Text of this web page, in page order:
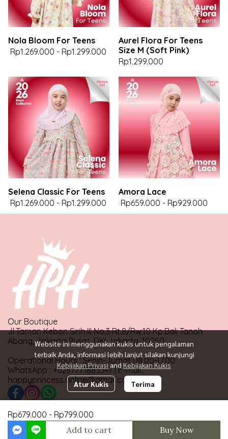
Nola Bloom For Teens
Rp1.269.000 - Rp1.299.000
Aurel Flora For Teens
Size M (Soft Pink)
Rp1.299.000
Selena Classic For Teens
Rp1.269.000 - Rp1.299.000
Amora Lace
Rp659.000 - Rp929.000
Rp679.000 - Rp799.000
Add to cart
Buy Now
Website ini menggunakan kukis untuk pengalaman
terbaik Anda, informasi lebih lanjut silakan kunjungi
Kebijakan PrivasiandKebijakan Kukis
Atur Kukis Terima
Our Boutique
Jl.Taman Kebon Sirih III No.3 Rt.8/Rw.10 Kp.Bali Tanah
Abang, Jakarta Pusat, DKI Jakarta, 10250
Operational Hours : Senin-Jumat 08.00-17.00
WhatsApp : +6287771885347 | E-mail :
happyprincess.online@gmail.com
Copyright 2024 | All Rights Reserved | Powered by MWE